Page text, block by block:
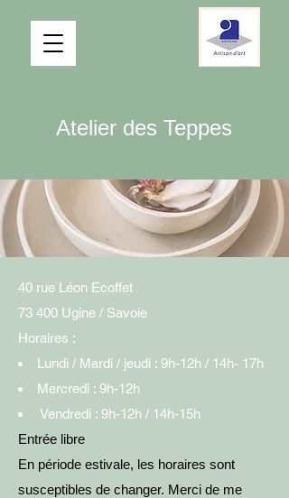
Atelier des Teppes
40 rue Léon Ecoffet
73 400 Ugine / Savoie​
Horaires :
Lundi / Mardi / jeudi : 9h-12h / 14h- 17h
Mercredi : 9h-12h
Vendredi : 9h-12h / 14h-15h
Entrée libre
En période estivale, les horaires sont
susceptibles de changer. Merci de me